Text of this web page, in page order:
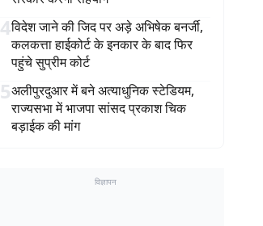
4विदेश जाने की जिद पर अड़े अभिषेक बनर्जी,
कलकत्ता हाईकोर्ट के इनकार के बाद फिर
पहुंचे सुप्रीम कोर्ट
5अलीपुरदुआर में बने अत्याधुनिक स्टेडियम,
राज्यसभा में भाजपा सांसद प्रकाश चिक
बड़ाईक की मांग
विज्ञापन